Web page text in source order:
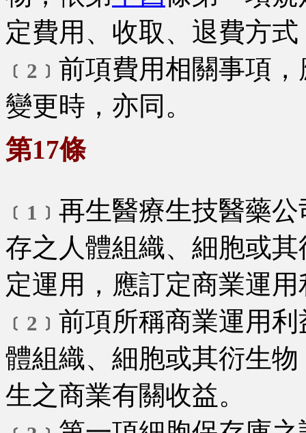
定費用、收取、退費方
﹝2﹞ 前項費用相關事項
變更時，亦同。
第17條
﹝1﹞ 再生醫療生技醫藥
存之人體組織、細胞或
定運用，應訂定商業運
﹝2﹞ 前項所稱商業運用
體組織、細胞或其衍生
生之商業有關收益。